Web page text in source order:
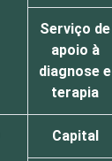
Serviço de
apoio à
diagnose e
terapia
Capital